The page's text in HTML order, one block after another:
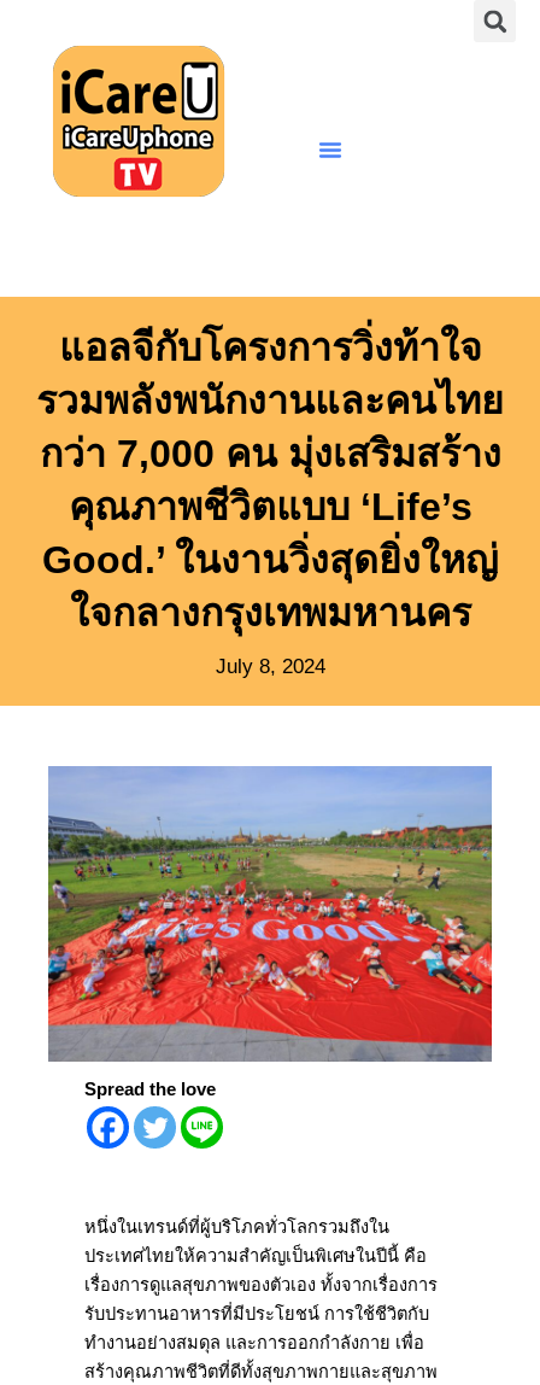
content
แอลจีกับโครงการวิ่งท้าใจ
รวมพลังพนักงานและคนไทย
กว่า 7,000 คน มุ่งเสริมสร้าง
คุณภาพชีวิตแบบ ‘Life’s
Good.’ ในงานวิ่งสุดยิ่งใหญ่
ใจกลางกรุงเทพมหานคร
July 8, 2024
Spread the love
หนึ่งในเทรนด์ที่ผู้บริโภคทั่วโลกรวมถึงใน
ประเทศไทยให้ความสำคัญเป็นพิเศษในปีนี้ คือ
เรื่องการดูแลสุขภาพของตัวเอง ทั้งจากเรื่องการ
รับประทานอาหารที่มีประโยชน์ การใช้ชีวิตกับ
ทำงานอย่างสมดุล และการออกกำลังกาย เพื่อ
สร้างคุณภาพชีวิตที่ดีทั้งสุขภาพกายและสุขภาพ